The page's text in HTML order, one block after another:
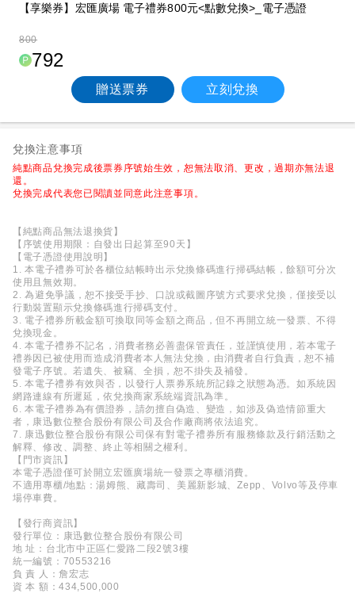
【享樂券】宏匯廣場 電子禮券800元<點數兌換>_電子憑證
800
792
贈送票券 立刻兌換
兌換注意事項
純點商品兌換完成後票券序號始生效，恕無法取消、更改，過期亦無法退
還。
兌換完成代表您已閱讀並同意此注意事項。
【純點商品無法退換貨】
【序號使用期限：自發出日起算至90天】
【電子憑證使用說明】
1. 本電子禮券可於各櫃位結帳時出示兌換條碼進行掃碼結帳，餘額可分次
使用且無效期。
2. 為避免爭議，恕不接受手抄、口說或截圖序號方式要求兌換，僅接受以
行動裝置顯示兌換條碼進行掃碼支付。
3. 電子禮券所載金額可換取同等金額之商品，但不再開立統一發票、不得
兌換現金。
4. 本電子禮券不記名，消費者務必善盡保管責任，並謹慎使用，若本電子
禮券因已被使用而造成消費者本人無法兌換，由消費者自行負責，恕不補
發電子序號。若遺失、被竊、全損，恕不掛失及補發。
5. 本電子禮券有效與否，以發行人票券系統所記錄之狀態為憑。如系統因
網路連線有所遲延，依兌換商家系統端資訊為準。
6. 本電子禮券為有價證券，請勿擅自偽造、變造，如涉及偽造情節重大
者，康迅數位整合股份有限公司及合作廠商將依法追究。
7. 康迅數位整合股份有限公司保有對電子禮券所有服務條款及行銷活動之
解釋、修改、調整、終止等相關之權利。
【門市資訊】
本電子憑證僅可於開立宏匯廣場統一發票之專櫃消費。
不適用專櫃/地點：湯姆熊、藏壽司、美麗新影城、Zepp、Volvo等及停車
場停車費。
【發行商資訊】
發行單位：康迅數位整合股份有限公司
地 址：台北市中正區仁愛路二段2號3樓
統一編號：70553216
負 責 人：詹宏志
資 本 額：434,500,000